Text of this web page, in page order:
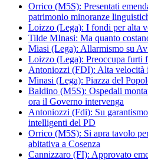
Orrico (M5S): Presentati
patrimonio minoranze
Loizzo (Lega): I fondi per alta
Tilde MInasi: Ma quanto
Miasi (Lega): Allarmismo su
Loizzo (Lega): Preoccupa furti
Antoniozzi (FDI): Alta velocità
Minasi (Lega): Piazza del
Baldino (M5S): Ospedali
ora il Governo intervenga
Antoniozzi (Fdi): Su
intelligenti del PD
Orrico (M5S): Si apra tavolo
abitativa a Cosenza
Cannizzaro (FI): Approvato